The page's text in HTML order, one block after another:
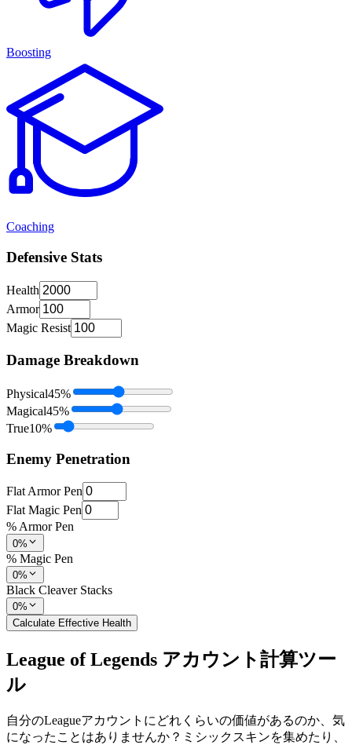
Boosting
Coaching
Defensive Stats
Health
Armor
Magic Resist
Damage Breakdown
Physical45%
Magical45%
True10%
Enemy Penetration
Flat Armor Pen
Flat Magic Pen
% Armor Pen
0%
% Magic Pen
0%
Black Cleaver Stacks
0%
Calculate Effective Health
League of Legends アカウント計算ツー
ル
自分のLeagueアカウントにどれくらいの価値があるのか、気
になったことはありませんか？ミシックスキンを集めたり、